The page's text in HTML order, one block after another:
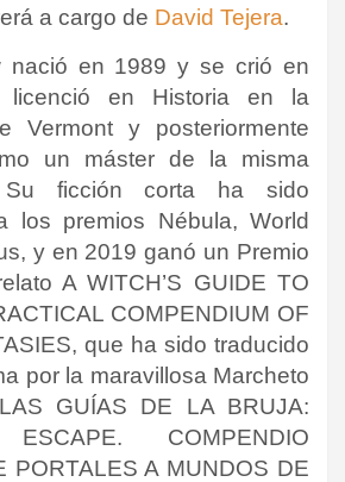
a cargo de David Tejera.
nació en 1989 y se crió en
licenció en Historia en la
Vermont y posteriormente
un máster de la misma
Su ficción corta ha sido
los premios Nébula, World
y en 2019 ganó un Premio
A WITCH’S GUIDE TO
COMPENDIUM OF
que ha sido traducido
por la maravillosa Marcheto
GUÍAS DE LA BRUJA:
COMPENDIO
PORTALES A MUNDOS DE